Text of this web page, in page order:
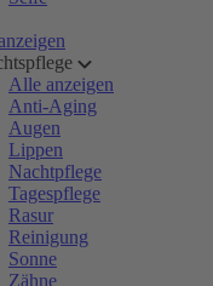
Alle anzeigen
Anti-Aging
Augen
Lippen
Nachtpflege
Tagespflege
Rasur
Reinigung
Sonne
Zähne